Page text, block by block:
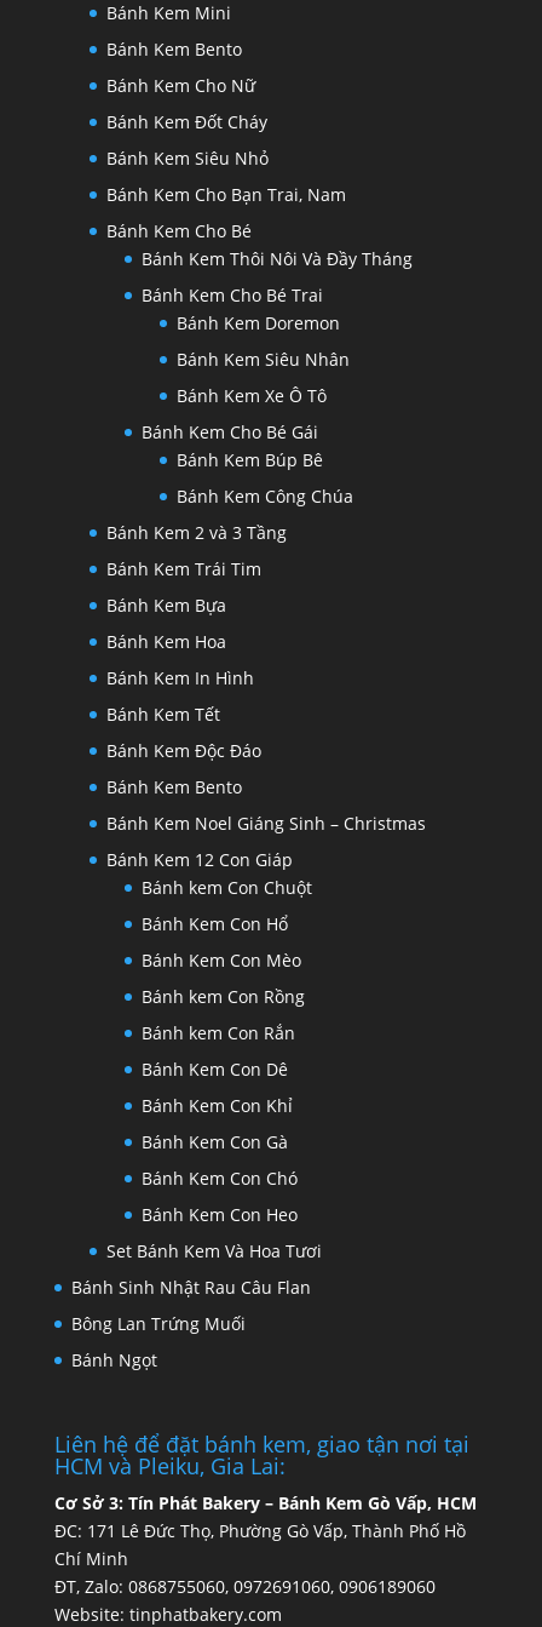
Bánh Kem Mini
Bánh Kem Bento
Bánh Kem Cho Nữ
Bánh Kem Đốt Cháy
Bánh Kem Siêu Nhỏ
Bánh Kem Cho Bạn Trai, Nam
Bánh Kem Cho Bé
Bánh Kem Thôi Nôi Và Đầy Tháng
Bánh Kem Cho Bé Trai
Bánh Kem Doremon
Bánh Kem Siêu Nhân
Bánh Kem Xe Ô Tô
Bánh Kem Cho Bé Gái
Bánh Kem Búp Bê
Bánh Kem Công Chúa
Bánh Kem 2 và 3 Tầng
Bánh Kem Trái Tim
Bánh Kem Bựa
Bánh Kem Hoa
Bánh Kem In Hình
Bánh Kem Tết
Bánh Kem Độc Đáo
Bánh Kem Bento
Bánh Kem Noel Giáng Sinh – Christmas
Bánh Kem 12 Con Giáp
Bánh kem Con Chuột
Bánh Kem Con Hổ
Bánh Kem Con Mèo
Bánh kem Con Rồng
Bánh kem Con Rắn
Bánh Kem Con Dê
Bánh Kem Con Khỉ
Bánh Kem Con Gà
Bánh Kem Con Chó
Bánh Kem Con Heo
Set Bánh Kem Và Hoa Tươi
Bánh Sinh Nhật Rau Câu Flan
Bông Lan Trứng Muối
Bánh Ngọt
Liên hệ để đặt bánh kem, giao tận nơi tại
HCM và Pleiku, Gia Lai:
Cơ Sở 3: Tín Phát Bakery – Bánh Kem Gò Vấp, HCM
ĐC: 171 Lê Đức Thọ, Phường Gò Vấp, Thành Phố Hồ
Chí Minh
ĐT, Zalo: 0868755060, 0972691060, 0906189060
Website: tinphatbakery.com